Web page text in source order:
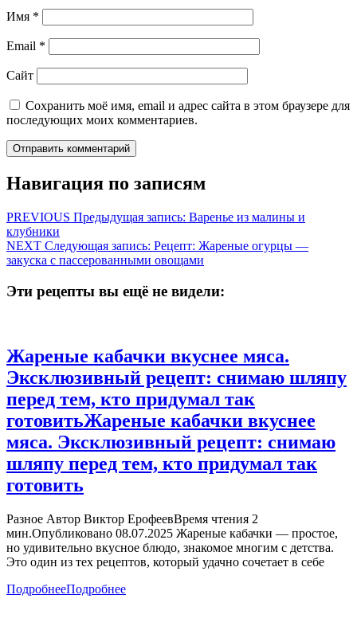
Имя *
Email *
Сайт
Сохранить моё имя, email и адрес сайта в этом браузере для
последующих моих комментариев.
Навигация по записям
PREVIOUS Предыдущая запись: Варенье из малины и
клубники
NEXT Следующая запись: Рецепт: Жареные огурцы —
закуска с пассерованными овощами
Эти рецепты вы ещё не видели:
Жареные кабачки вкуснее мяса.
Эксклюзивный рецепт: снимаю шляпу
перед тем, кто придумал так
готовитьЖареные кабачки вкуснее
мяса. Эксклюзивный рецепт: снимаю
шляпу перед тем, кто придумал так
готовить
Разное Автор Виктор ЕрофеевВремя чтения 2
мин.Опубликовано 08.07.2025 Жареные кабачки — простое,
но удивительно вкусное блюдо, знакомое многим с детства.
Это один из тех рецептов, который удачно сочетает в себе
ПодробнееПодробнее